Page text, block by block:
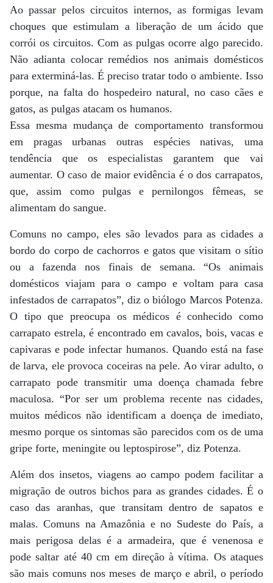
Ao passar pelos circuitos internos, as formigas levam
choques que estimulam a liberação de um ácido que
corrói os circuitos. Com as pulgas ocorre algo parecido.
Não adianta colocar remédios nos animais domésticos
para exterminá-las. É preciso tratar todo o ambiente. Isso
porque, na falta do hospedeiro natural, no caso cães e
gatos, as pulgas atacam os humanos.
Essa mesma mudança de comportamento transformou
em pragas urbanas outras espécies nativas, uma
tendência que os especialistas garantem que vai
aumentar. O caso de maior evidência é o dos carrapatos,
que, assim como pulgas e pernilongos fêmeas, se
alimentam do sangue.
Comuns no campo, eles são levados para as cidades a
bordo do corpo de cachorros e gatos que visitam o sítio
ou a fazenda nos finais de semana. “Os animais
domésticos viajam para o campo e voltam para casa
infestados de carrapatos”, diz o biólogo Marcos Potenza.
O tipo que preocupa os médicos é conhecido como
carrapato estrela, é encontrado em cavalos, bois, vacas e
capivaras e pode infectar humanos. Quando está na fase
de larva, ele provoca coceiras na pele. Ao virar adulto, o
carrapato pode transmitir uma doença chamada febre
maculosa. “Por ser um problema recente nas cidades,
muitos médicos não identificam a doença de imediato,
mesmo porque os sintomas são parecidos com os de uma
gripe forte, meningite ou leptospirose”, diz Potenza.
Além dos insetos, viagens ao campo podem facilitar a
migração de outros bichos para as grandes cidades. É o
caso das aranhas, que transitam dentro de sapatos e
malas. Comuns na Amazônia e no Sudeste do País, a
mais perigosa delas é a armadeira, que é venenosa e
pode saltar até 40 cm em direção à vítima. Os ataques
são mais comuns nos meses de março e abril, o período